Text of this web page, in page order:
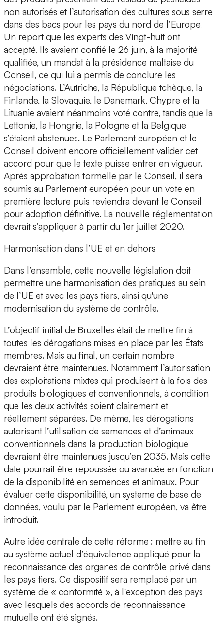
non autorisés et l’autorisation des cultures sous serre
dans des bacs pour les pays du nord de l’Europe.
Un report que les experts des Vingt-huit ont
accepté. Ils avaient confié le 26 juin, à la majorité
qualifiée, un mandat à la présidence maltaise du
Conseil, ce qui lui a permis de conclure les
négociations. L’Autriche, la République tchèque, la
Finlande, la Slovaquie, le Danemark, Chypre et la
Lituanie avaient néanmoins voté contre, tandis que la
Lettonie, la Hongrie, la Pologne et la Belgique
s’étaient abstenues. Le Parlement européen et le
Conseil doivent encore officiellement valider cet
accord pour que le texte puisse entrer en vigueur.
Après approbation formelle par le Conseil, il sera
soumis au Parlement européen pour un vote en
première lecture puis reviendra devant le Conseil
pour adoption définitive. La nouvelle réglementation
devrait s’appliquer à partir du 1er juillet 2020.
Harmonisation dans l’UE et en dehors
Dans l’ensemble, cette nouvelle législation doit
permettre une harmonisation des pratiques au sein
de l’UE et avec les pays tiers, ainsi qu'une
modernisation du système de contrôle.
L’objectif initial de Bruxelles était de mettre fin à
toutes les dérogations mises en place par les États
membres. Mais au final, un certain nombre
devraient être maintenues. Notamment l’autorisation
des exploitations mixtes qui produisent à la fois des
produits biologiques et conventionnels, à condition
que les deux activités soient clairement et
réellement séparées. De même, les dérogations
autorisant l’utilisation de semences et d’animaux
conventionnels dans la production biologique
devraient être maintenues jusqu’en 2035. Mais cette
date pourrait être repoussée ou avancée en fonction
de la disponibilité en semences et animaux. Pour
évaluer cette disponibilité, un système de base de
données, voulu par le Parlement européen, va être
introduit.
Autre idée centrale de cette réforme : mettre au fin
au système actuel d’équivalence appliqué pour la
reconnaissance des organes de contrôle privé dans
les pays tiers. Ce dispositif sera remplacé par un
système de « conformité », à l’exception des pays
avec lesquels des accords de reconnaissance
mutuelle ont été signés.